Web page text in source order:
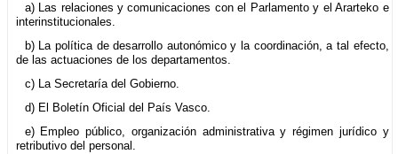
a) Las relaciones y comunicaciones con el Parlamento y el Ararteko e
interinstitucionales.
b) La política de desarrollo autonómico y la coordinación, a tal efecto,
de las actuaciones de los departamentos.
c) La Secretaría del Gobierno.
d) El Boletín Oficial del País Vasco.
e) Empleo público, organización administrativa y régimen jurídico y
retributivo del personal.